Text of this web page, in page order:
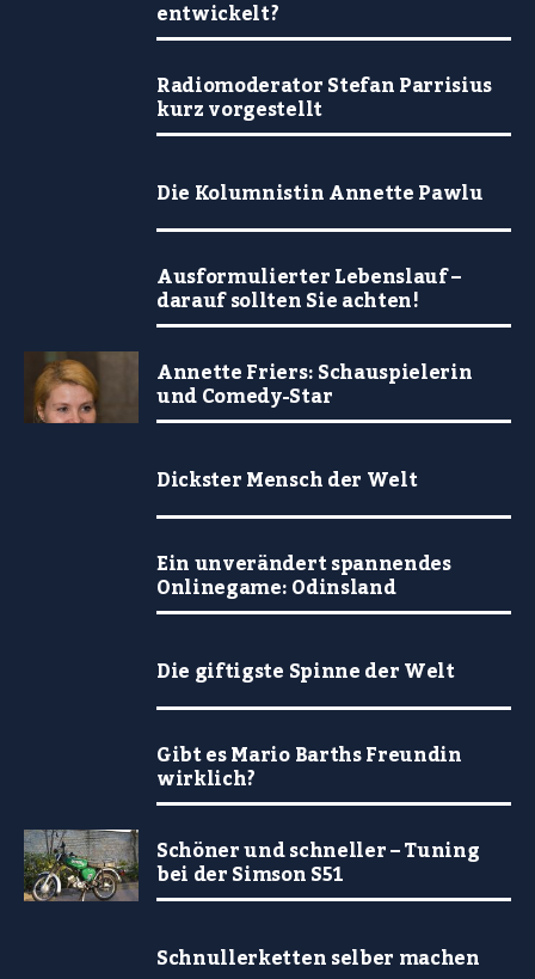
entwickelt?
Radiomoderator Stefan Parrisius
kurz vorgestellt
Die Kolumnistin Annette Pawlu
Ausformulierter Lebenslauf –
darauf sollten Sie achten!
Annette Friers: Schauspielerin
und Comedy-Star
Dickster Mensch der Welt
Ein unverändert spannendes
Onlinegame: Odinsland
Die giftigste Spinne der Welt
Gibt es Mario Barths Freundin
wirklich?
Schöner und schneller – Tuning
bei der Simson S51
Schnullerketten selber machen